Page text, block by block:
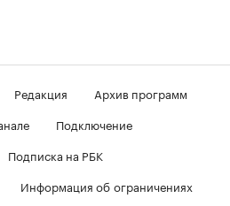
Редакция
Архив программ
Подключение
Подписка на РБК
Информация об ограничениях